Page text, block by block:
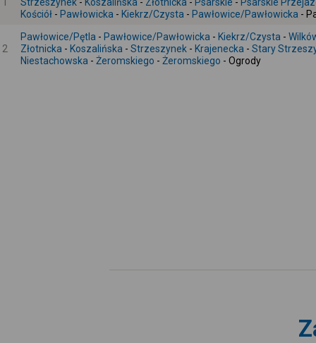
Kościół - Pawłowicka - Kiekrz/Czysta - Pawłowice/Pawłowicka -
2
Pawłowice/Pętla - Pawłowice/Pawłowicka - Kiekrz/Czysta -
Złotnicka - Koszalińska - Strzeszynek - Krajenecka - Stary
Niestachowska - Żeromskiego - Żeromskiego - Ogrody